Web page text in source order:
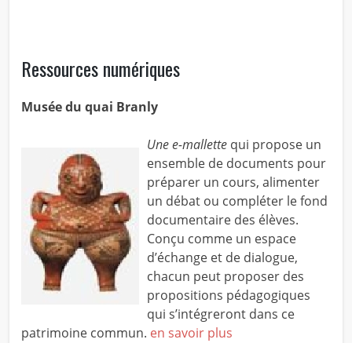
Ressources numériques
Musée du quai Branly
Une e-mallettequi propose un
ensemble de documents pour
préparer un cours, alimenter
un débat ou compléter le fond
documentaire des élèves.
Conçu comme un espace
d’échange et de dialogue,
chacun peut proposer des
propositions pédagogiques
qui s’intégreront dans ce
patrimoine commun. en savoir plus